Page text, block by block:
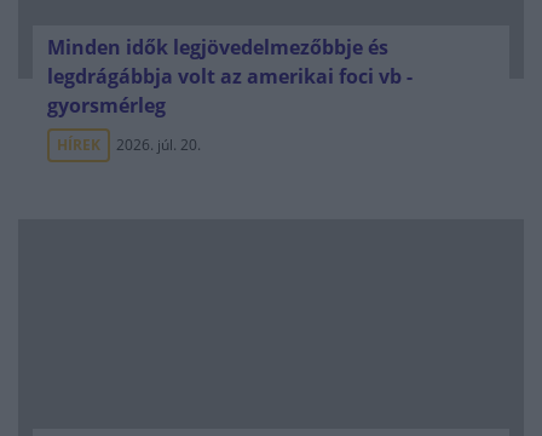
Minden idők legjövedelmezőbbje és
legdrágábbja volt az amerikai foci vb -
gyorsmérleg
HÍREK 2026. júl. 20.